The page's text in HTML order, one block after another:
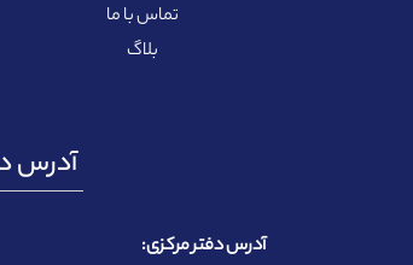
تماس با ما
بلاگ
آدرس
آدرس دفتر مرکزی: